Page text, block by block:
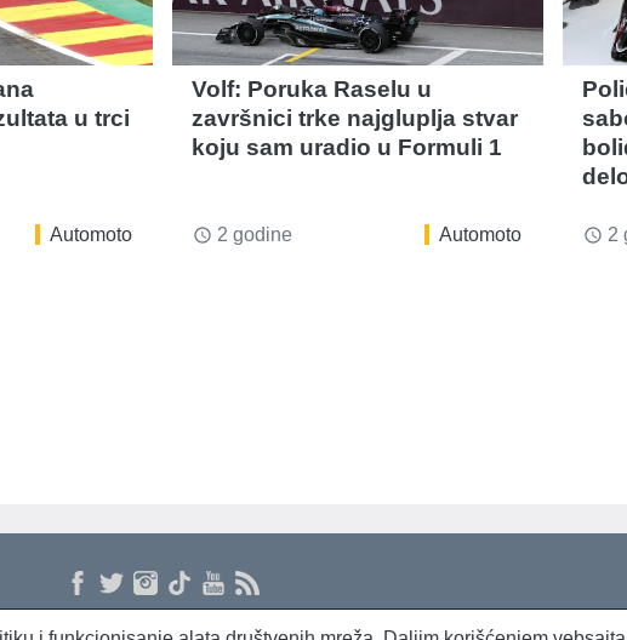
u trci
Automoto
Volf: Poruka Raselu u
završnici trke najgluplja stvar
koju sam uradio u Formuli 1
access_time 2 godine Automoto access_time 2